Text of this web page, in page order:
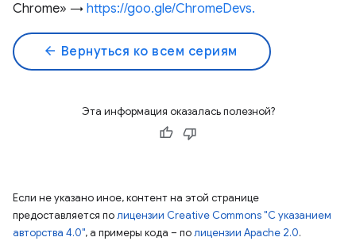
Chrome» → https://goo.gle/ChromeDevs.
arrow_back Вернуться ко всем сериям
Эта информация оказалась полезной?
Если не указано иное, контент на этой странице
предоставляется полицензии Creative Commons "С указанием
авторства 4.0", а примеры кода – полицензии Apache 2.0.